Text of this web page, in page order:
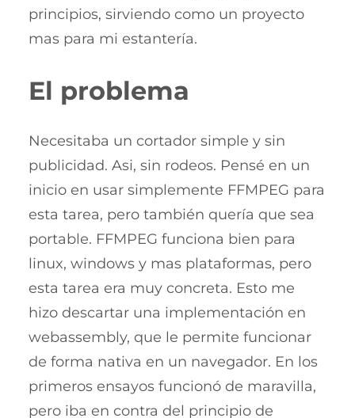
principios, sirviendo como un proyecto
mas para mi estantería.
El problema
Necesitaba un cortador simple y sin
publicidad. Asi, sin rodeos. Pensé en un
inicio en usar simplemente FFMPEG para
esta tarea, pero también quería que sea
portable. FFMPEG funciona bien para
linux, windows y mas plataformas, pero
esta tarea era muy concreta. Esto me
hizo descartar una implementación en
webassembly, que le permite funcionar
de forma nativa en un navegador. En los
primeros ensayos funcionó de maravilla,
pero iba en contra del principio de